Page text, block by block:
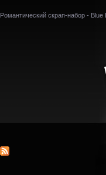
Романтический скрап-набор - Blue